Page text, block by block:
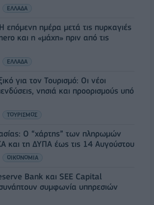
ΕΛΛΑΔΑ
επόμενη ημέρα μετά τις πυρκαγιές
και η «μάχη» πριν από τις
ΕΛΛΑΔΑ
για τον Τουρισμό: Οι νέοι
νησιά και προορισμούς υπό
ΤΟΥΡΙΣΜΟΣ
Ο “χάρτης” των πληρωμών
και τη ΔΥΠΑ έως τις 14 Αυγούστου
ΟΙΚΟΝΟΜΙΑ
Bank και SEE Capital
συμφωνία υπηρεσιών